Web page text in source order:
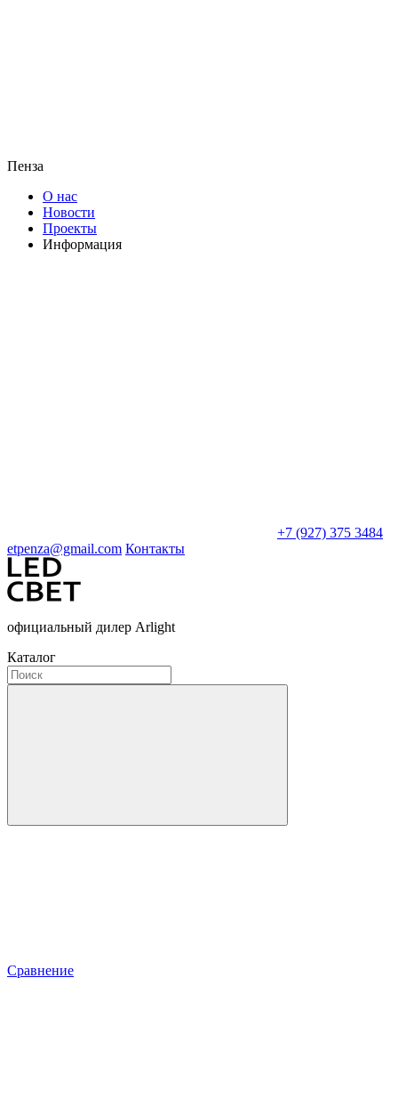
Пенза
О нас
Новости
Проекты
Информация
+7 (927) 375 3484
etpenza@gmail.com Контакты
официальный дилер Arlight
Каталог
Сравнение